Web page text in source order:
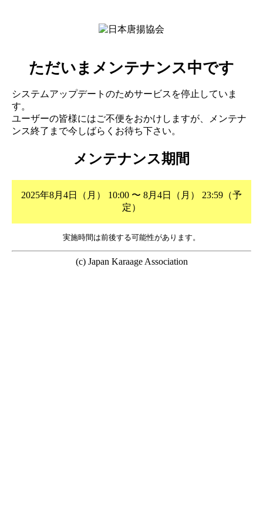
ただいまメンテナンス中です
システムアップデートのためサービスを停止していま
す。
ユーザーの皆様にはご不便をおかけしますが、メンテナ
ンス終了まで今しばらくお待ち下さい。
メンテナンス期間
2025年8月4日（月） 10:00 〜 8月4日（月） 23:59（予
定）
実施時間は前後する可能性があります。
(c) Japan Karaage Association